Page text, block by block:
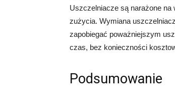
Uszczelniacze są narażone na
zużycia. Wymiana
zapobiegać poważniejszym
czas, bez konieczności
Podsumowanie